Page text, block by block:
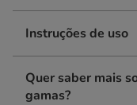
Instruções de uso
Quer saber mais
gamas?